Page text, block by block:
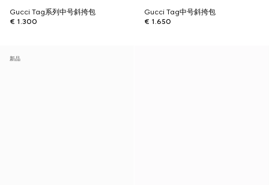
Gucci Tag系列中号斜挎包
€ 1.300
Gucci Tag中号斜挎包
€ 1.650
新品